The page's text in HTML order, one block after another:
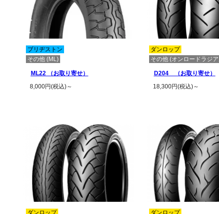
ブリヂストン
その他 (ML)
ML22 （お取り寄せ）
8,000円(税込)～
ダンロップ
その他 (オンロードラジ
D204 （お取り寄せ）
18,300円(税込)～
ダンロップ
ダンロップ